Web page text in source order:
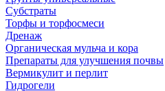
Субстраты
Торфы и торфосмеси
Дренаж
Органическая мульча и кора
Препараты для улучшения почвы
Вермикулит и перлит
Гидрогели